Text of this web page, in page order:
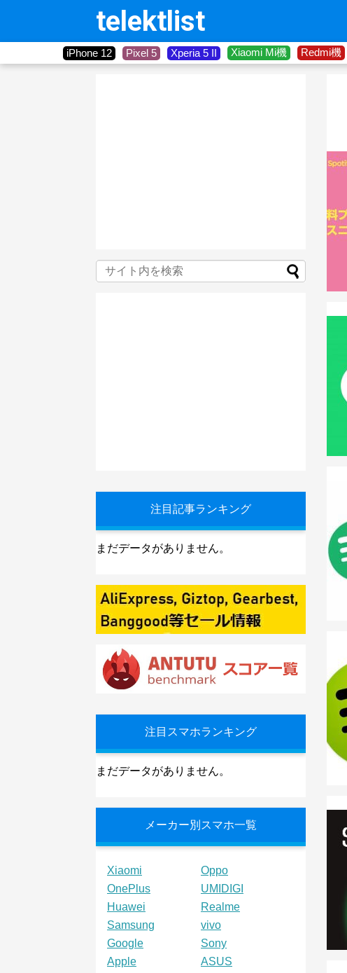
telektlist
iPhone 12 Pixel 5 Xperia 5 II Xiaomi Mi機 Redmi機
注目記事ランキング
まだデータがありません。
注目スマホランキング
まだデータがありません。
メーカー別スマホ一覧
Xiaomi
Oppo
OnePlus
UMIDIGI
Huawei
Realme
Samsung
vivo
Google
Sony
Apple
ASUS